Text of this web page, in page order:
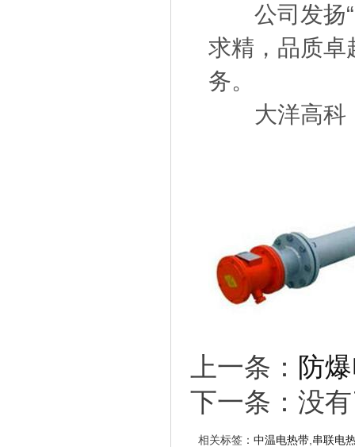
公司发扬“
求精，品质卓
务。
大洋高科，
上一条： 防
下一条：没
相关标签： 中温电热带 串联电